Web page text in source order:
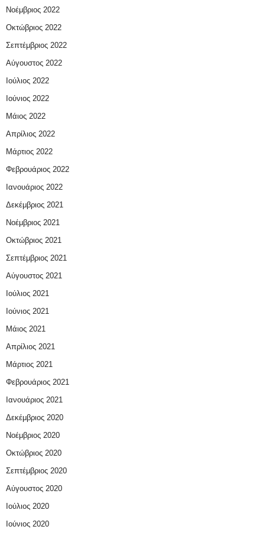
Νοέμβριος 2022
Οκτώβριος 2022
Σεπτέμβριος 2022
Αύγουστος 2022
Ιούλιος 2022
Ιούνιος 2022
Μάιος 2022
Απρίλιος 2022
Μάρτιος 2022
Φεβρουάριος 2022
Ιανουάριος 2022
Δεκέμβριος 2021
Νοέμβριος 2021
Οκτώβριος 2021
Σεπτέμβριος 2021
Αύγουστος 2021
Ιούλιος 2021
Ιούνιος 2021
Μάιος 2021
Απρίλιος 2021
Μάρτιος 2021
Φεβρουάριος 2021
Ιανουάριος 2021
Δεκέμβριος 2020
Νοέμβριος 2020
Οκτώβριος 2020
Σεπτέμβριος 2020
Αύγουστος 2020
Ιούλιος 2020
Ιούνιος 2020